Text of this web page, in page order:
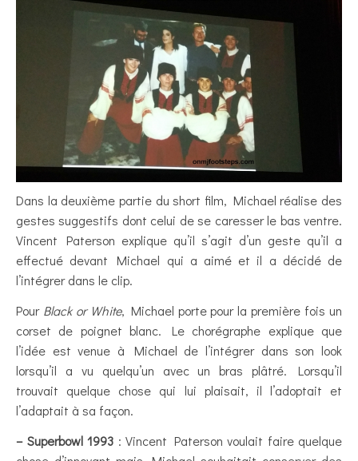
Dans la deuxième partie du short film, Michael réalise des
gestes suggestifs dont celui de se caresser le bas ventre.
Vincent Paterson explique qu’il s’agit d’un geste qu’il a
effectué devant Michael qui a aimé et il a décidé de
l’intégrer dans le clip.
Pour Black or White, Michael porte pour la première fois un
corset de poignet blanc. Le chorégraphe explique que
l’idée est venue à Michael de l’intégrer dans son look
lorsqu’il a vu quelqu’un avec un bras plâtré. Lorsqu’il
trouvait quelque chose qui lui plaisait, il l’adoptait et
l’adaptait à sa façon.
– Superbowl 1993 : Vincent Paterson voulait faire quelque